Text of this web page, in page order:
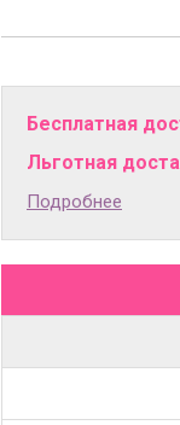
Бесплатная
Льготная
Подробнее